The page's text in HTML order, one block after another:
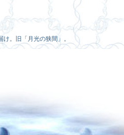
。旧「月光の狭間」。